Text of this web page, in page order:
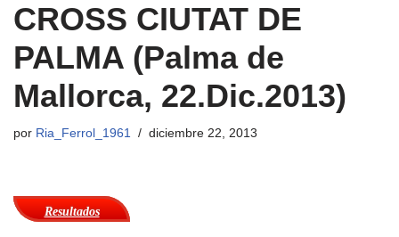
CROSS CIUTAT DE
PALMA (Palma de
Mallorca, 22.Dic.2013)
por Ria_Ferrol_1961 diciembre 22, 2013
Resultados